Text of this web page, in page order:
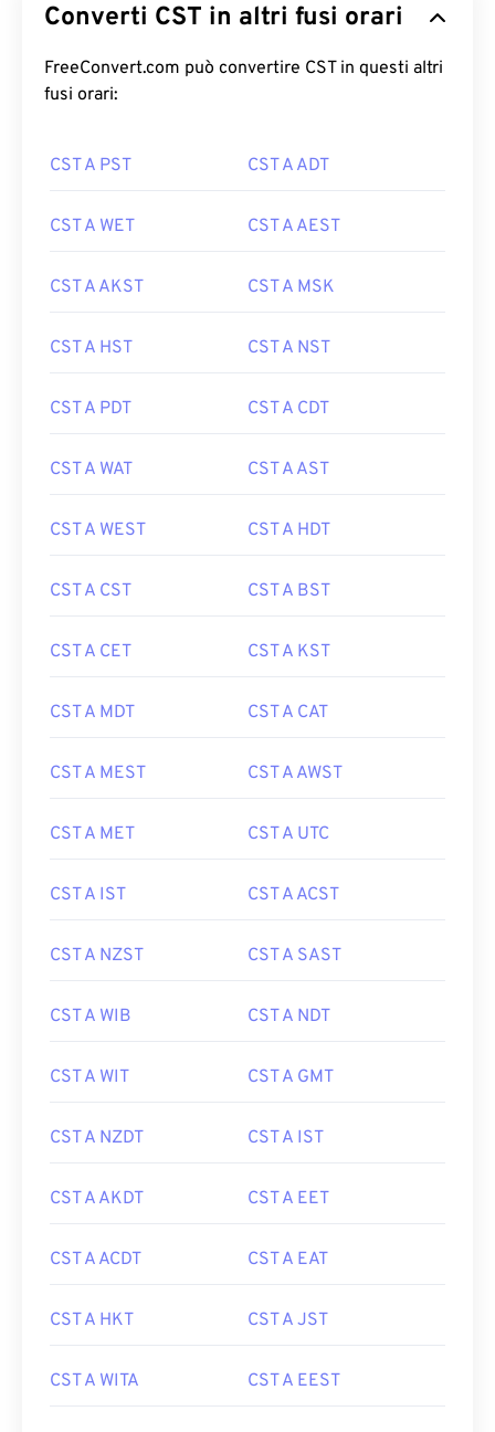
Converti CST in altri fusi orari
FreeConvert.com può convertire CST in questi altri
fusi orari:
CST A PST CST A ADT
CST A WET CST A AEST
CST A AKST CST A MSK
CST A HST CST A NST
CST A PDT CST A CDT
CST A WAT CST A AST
CST A WEST CST A HDT
CST A CST CST A BST
CST A CET CST A KST
CST A MDT CST A CAT
CST A MEST CST A AWST
CST A MET CST A UTC
CST A IST CST A ACST
CST A NZST CST A SAST
CST A WIB CST A NDT
CST A WIT CST A GMT
CST A NZDT CST A IST
CST A AKDT CST A EET
CST A ACDT CST A EAT
CST A HKT CST A JST
CST A WITA CST A EEST